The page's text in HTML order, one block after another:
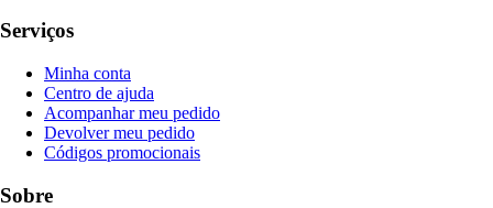
Serviços
Minha conta
Centro de ajuda
Acompanhar meu pedido
Devolver meu pedido
Códigos promocionais
Sobre